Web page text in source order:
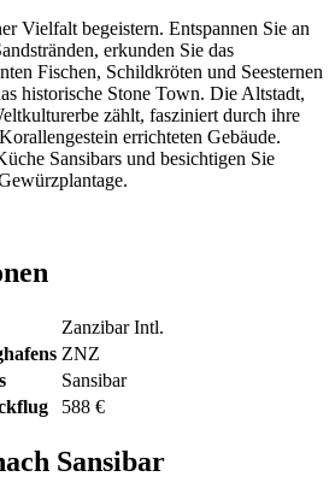
Vielfalt begeistern. Entspannen Sie an
erkunden Sie das
Fischen, Schildkröten und Seesternen
historische Stone Town. Die Altstadt,
zählt, fasziniert durch ihre
errichteten Gebäude.
Sansibars und besichtigen Sie
Zanzibar Intl.
ZNZ
Sansibar
588 €
Sansibar